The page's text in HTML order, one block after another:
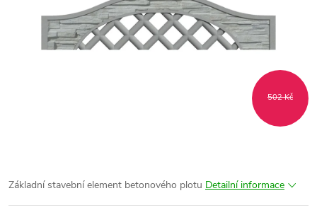
502 Kč
Základní stavební element betonového plotu Detailní informace